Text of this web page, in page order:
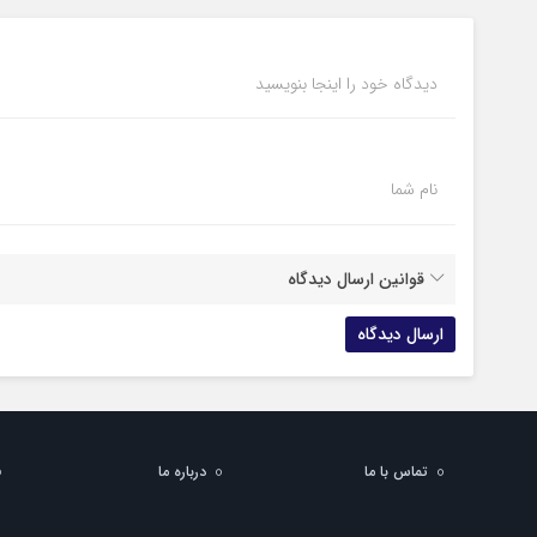
دیدگاه خود را اینجا بنویسید
نام شما
قوانین ارسال دیدگاه
تماس با ما درباره ما